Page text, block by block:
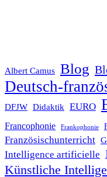
Albert Camus Blog
Deutsch-
DFJW Didaktik EURO
Francophonie Frankophonie
Französischunterricht
Intelligence artificielle
Künstliche